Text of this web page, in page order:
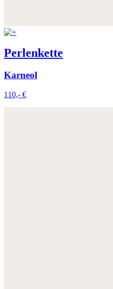
Perlenkette
Karneol
110,- €